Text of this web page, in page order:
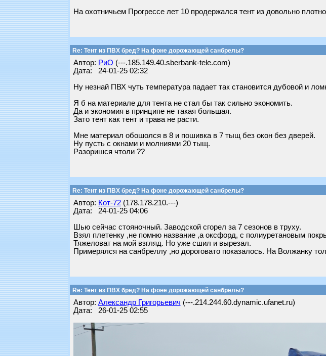
На охотничьем Прогрессе лет 10 продержался тент из довольно
Re: Тент из ПВХ бред? На фоне дорожающей санбрелы?
Автор: РиО (---.185.149.40.sberbank-tele.com)
Дата: 24-01-25 02:32
Ну незнай ПВХ чуть температура падает так становится дубовой и
Я б на материале для тента не стал бы так сильно экономить.
Да и экономия в принципе не такая большая.
Зато тент как тент и трава не расти.
Мне материал обошолся в 8 и пошивка в 7 тыщ без окон без дверей.
Ну пусть с окнами и молниями 20 тыщ.
Разоришся чтоли ??
Re: Тент из ПВХ бред? На фоне дорожающей санбрелы?
Автор: Кот-72(178.178.210.---)
Дата: 24-01-25 04:06
Шью сейчас стояночный. Заводской сгорел за 7 сезонов в труху.
Взял плетенку ,не помню название ,а оксфорд, с полиуретановым
Тяжеловат на мой взгляд. Но уже сшил и вырезал.
Примерялся на санбреллу ,но дороговато показалось. На Волжанку
Re: Тент из ПВХ бред? На фоне дорожающей санбрелы?
Автор: Александр Григорьевич (---.214.244.60.dynamic.ufanet.ru)
Дата: 26-01-25 02:55